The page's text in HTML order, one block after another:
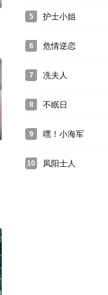
张子健
往事”，对于欧叶来说，小七
谓天算不如人算，虽然此前
一直将后者视为命中注定要
的母亲诸
食堂的菜单仅有大锅菜、啤
遭遇大水不见恩人踪迹，痴
四川保路的风潮，让风雨飘
5 护士小姐
6 危情逆恋
7 冼夫人
8 不眠日
9 嘿！小海军
10 凤阳士人